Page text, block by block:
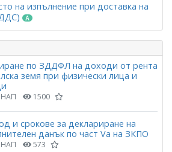
на изпълнение при доставка на
по ЗДДФЛ на доходи от рента
земя при физически лица и
1500
и срокове за деклариране на
данък по част Vа на ЗКПО
573